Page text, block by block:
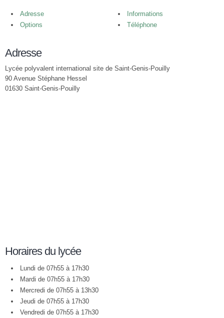
Adresse
Informations
Options
Téléphone
Adresse
Lycée polyvalent international site de Saint-Genis-Pouilly
90 Avenue Stéphane Hessel
01630 Saint-Genis-Pouilly
Horaires du lycée
Lundi de 07h55 à 17h30
Mardi de 07h55 à 17h30
Mercredi de 07h55 à 13h30
Jeudi de 07h55 à 17h30
Vendredi de 07h55 à 17h30